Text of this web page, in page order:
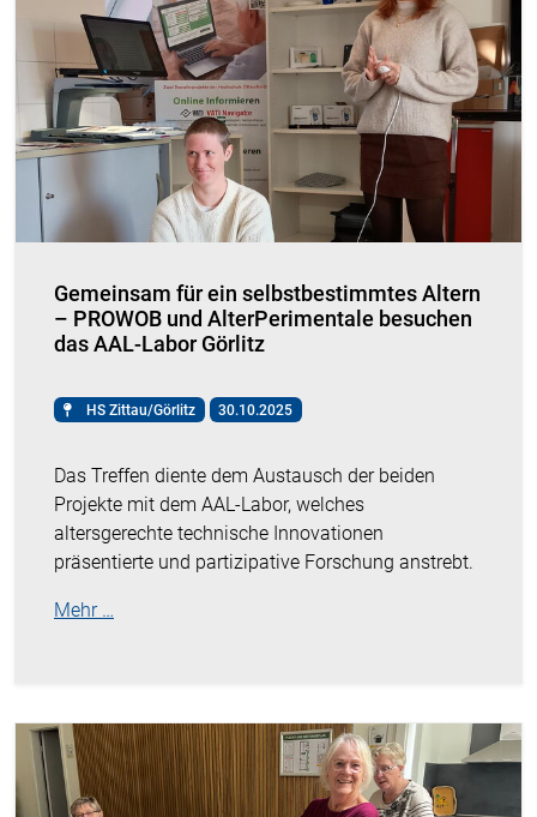
Gemeinsam für ein selbstbestimmtes Altern
– PROWOB und AlterPerimentale besuchen
das AAL-Labor Görlitz
HS Zittau/Görlitz 30.10.2025
Das Treffen diente dem Austausch der beiden
Projekte mit dem AAL-Labor, welches
altersgerechte technische Innovationen
präsentierte und partizipative Forschung anstrebt.
Mehr …